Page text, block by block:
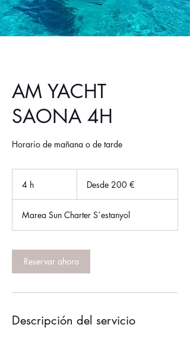
AM YACHT
SAONA 4H
Horario de mañana o de tarde
4 h
eurosDesde 200 €
Marea Sun Charter S´estanyol
Reservar ahora
Descripción del servicio